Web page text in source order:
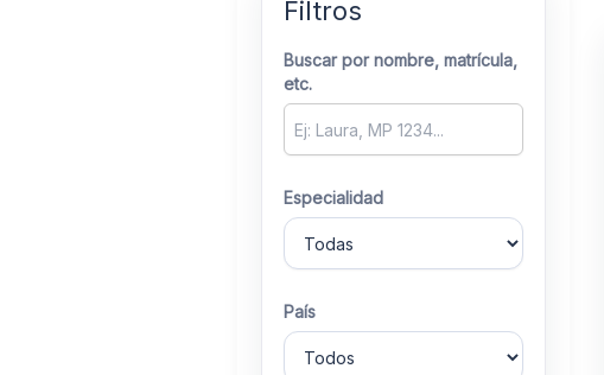
Filtros
Buscar por nombre, matrícula,
etc.
Especialidad
País